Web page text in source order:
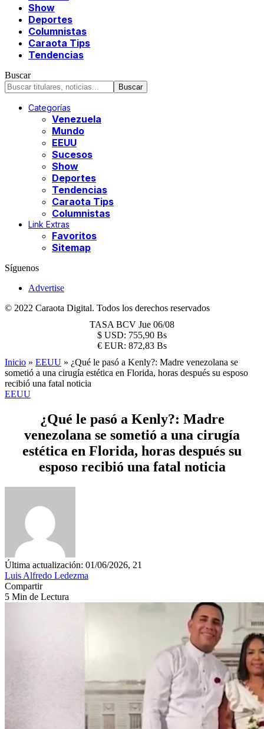
Show
Deportes
Columnistas
Caraota Tips
Tendencias
Buscar
Categorías
Venezuela
Mundo
EEUU
Sucesos
Show
Deportes
Tendencias
Caraota Tips
Columnistas
Link Extras
Favoritos
Sitemap
Síguenos
Advertise
© 2022 Caraota Digital. Todos los derechos reservados
TASA BCV Jue 06/08
$ USD: 755,90 Bs
€ EUR: 872,83 Bs
Inicio » EEUU » ¿Qué le pasó a Kenly?: Madre venezolana se
sometió a una cirugía estética en Florida, horas después su esposo
recibió una fatal noticia
EEUU
¿Qué le pasó a Kenly?: Madre
venezolana se sometió a una cirugía
estética en Florida, horas después su
esposo recibió una fatal noticia
Última actualización: 01/06/2026, 21
Luis Alfredo Ledezma
Compartir
5 Min de Lectura